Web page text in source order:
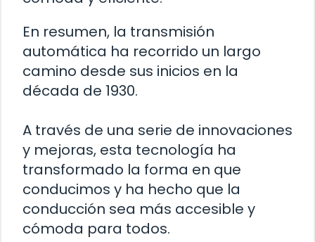
En resumen, la transmisión
automática ha recorrido un largo
camino desde sus inicios en la
década de 1930.
A través de una serie de innovaciones
y mejoras, esta tecnología ha
transformado la forma en que
conducimos y ha hecho que la
conducción sea más accesible y
cómoda para todos.